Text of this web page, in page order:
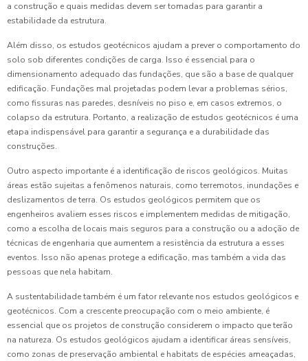
a construção e quais medidas devem ser tomadas para garantir a
estabilidade da estrutura.
Além disso, os estudos geotécnicos ajudam a prever o comportamento do
solo sob diferentes condições de carga. Isso é essencial para o
dimensionamento adequado das fundações, que são a base de qualquer
edificação. Fundações mal projetadas podem levar a problemas sérios,
como fissuras nas paredes, desníveis no piso e, em casos extremos, o
colapso da estrutura. Portanto, a realização de estudos geotécnicos é uma
etapa indispensável para garantir a segurança e a durabilidade das
construções.
Outro aspecto importante é a identificação de riscos geológicos. Muitas
áreas estão sujeitas a fenômenos naturais, como terremotos, inundações e
deslizamentos de terra. Os estudos geológicos permitem que os
engenheiros avaliem esses riscos e implementem medidas de mitigação,
como a escolha de locais mais seguros para a construção ou a adoção de
técnicas de engenharia que aumentem a resistência da estrutura a esses
eventos. Isso não apenas protege a edificação, mas também a vida das
pessoas que nela habitam.
A sustentabilidade também é um fator relevante nos estudos geológicos e
geotécnicos. Com a crescente preocupação com o meio ambiente, é
essencial que os projetos de construção considerem o impacto que terão
na natureza. Os estudos geológicos ajudam a identificar áreas sensíveis,
como zonas de preservação ambiental e habitats de espécies ameaçadas,